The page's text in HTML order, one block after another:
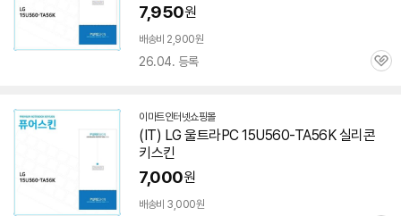
7,950원
배송비 2,900원
26.04. 등록
관
이마트인터넷쇼핑몰
(IT) LG 울트라PC15U560-TA56K실리콘
키스킨
7,000원
배송비 3,000원